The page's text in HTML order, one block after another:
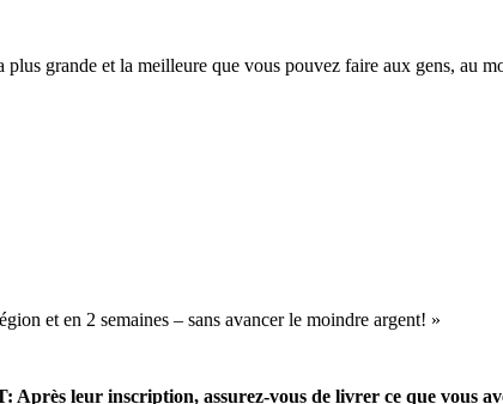
grande et la meilleure que vous pouvez faire aux gens, au
et en 2 semaines – sans avancer le moindre argent! »
Après leur inscription, assurez-vous de livrer ce que vous